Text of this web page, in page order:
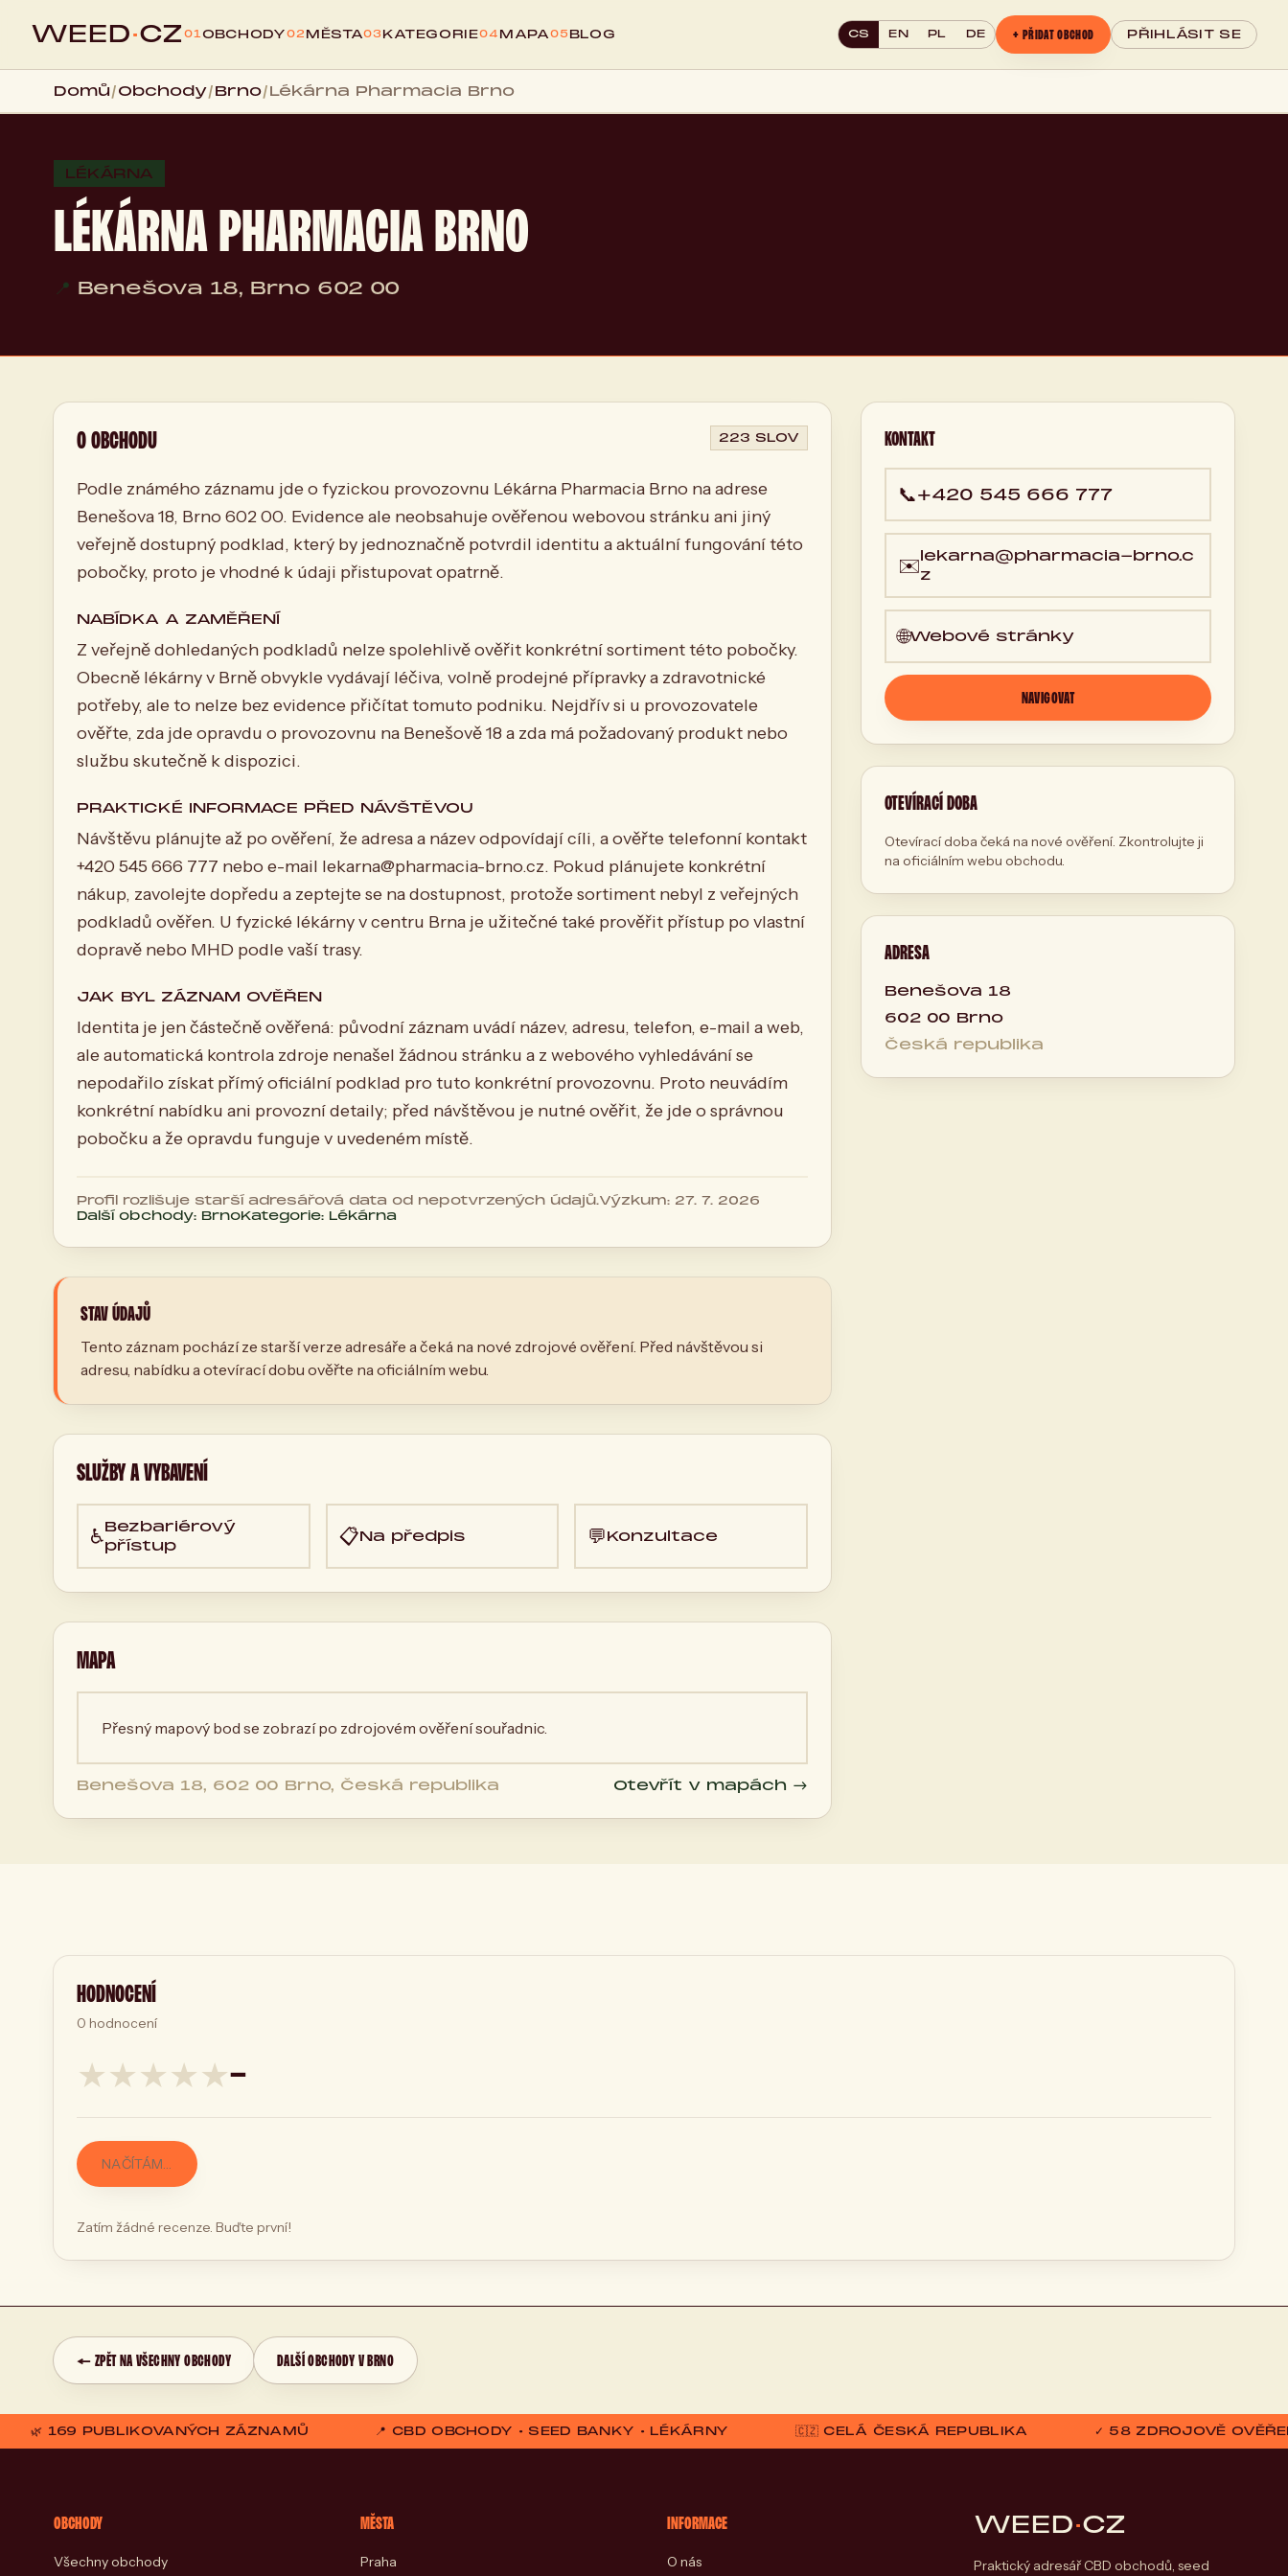
WEED·CZ 01OBCHODY02 MĚSTA03 KATEGORIE04 MAPA05 BLOG CS EN PL DE + PŘIDAT OBCHOD PŘIHLÁSIT SE
Domů/Obchody/Brno/Lékárna Pharmacia Brno
LÉKÁRNA
LÉKÁRNA PHARMACIA BRNO
📍 Benešova 18, Brno 602 00
O OBCHODU 223 SLOV
Podle známého záznamu jde o fyzickou provozovnu Lékárna Pharmacia Brno na adrese
Benešova 18, Brno 602 00. Evidence ale neobsahuje ověřenou webovou stránku ani jiný
veřejně dostupný podklad, který by jednoznačně potvrdil identitu a aktuální fungování této
pobočky, proto je vhodné k údaji přistupovat opatrně.
NABÍDKA A ZAMĚŘENÍ
Z veřejně dohledaných podkladů nelze spolehlivě ověřit konkrétní sortiment této pobočky.
Obecně lékárny v Brně obvykle vydávají léčiva, volně prodejné přípravky a zdravotnické
potřeby, ale to nelze bez evidence přičítat tomuto podniku. Nejdřív si u provozovatele
ověřte, zda jde opravdu o provozovnu na Benešově 18 a zda má požadovaný produkt nebo
službu skutečně k dispozici.
PRAKTICKÉ INFORMACE PŘED NÁVŠTĚVOU
Návštěvu plánujte až po ověření, že adresa a název odpovídají cíli, a ověřte telefonní kontakt
+420 545 666 777 nebo e-mail lekarna@pharmacia-brno.cz. Pokud plánujete konkrétní
nákup, zavolejte dopředu a zeptejte se na dostupnost, protože sortiment nebyl z veřejných
podkladů ověřen. U fyzické lékárny v centru Brna je užitečné také prověřit přístup po vlastní
dopravě nebo MHD podle vaší trasy.
JAK BYL ZÁZNAM OVĚŘEN
Identita je jen částečně ověřená: původní záznam uvádí název, adresu, telefon, e-mail a web,
ale automatická kontrola zdroje nenašel žádnou stránku a z webového vyhledávání se
nepodařilo získat přímý oficiální podklad pro tuto konkrétní provozovnu. Proto neuvádím
konkrétní nabídku ani provozní detaily; před návštěvou je nutné ověřit, že jde o správnou
pobočku a že opravdu funguje v uvedeném místě.
Profil rozlišuje starší adresářová data od nepotvrzených údajů.Výzkum: 27. 7. 2026
Další obchody: BrnoKategorie: Lékárna
STAV ÚDAJŮ
Tento záznam pochází ze starší verze adresáře a čeká na nové zdrojové ověření. Před návštěvou si
adresu, nabídku a otevírací dobu ověřte na oficiálním webu.
SLUŽBY A VYBAVENÍ
♿Bezbariérový
přístup
📋Na předpis 💬Konzultace
MAPA
Přesný mapový bod se zobrazí po zdrojovém ověření souřadnic.
Benešova 18, 602 00 Brno, Česká republika Otevřít v mapách →
KONTAKT
📞+420 545 666 777
✉️lekarna@pharmacia-brno.c
z
🌐Webové stránky
NAVIGOVAT
OTEVÍRACÍ DOBA
Otevírací doba čeká na nové ověření. Zkontrolujte ji
na oficiálním webu obchodu.
ADRESA
Benešova 18
602 00 Brno
Česká republika
HODNOCENÍ
0 hodnocení
★★★★★—
NAČÍTÁM…
Zatím žádné recenze. Buďte první!
← ZPĚT NA VŠECHNY OBCHODY DALŠÍ OBCHODY V BRNO
🌿 169 PUBLIKOVANÝCH ZÁZNAMŮ 📍 CBD OBCHODY • SEED BANKY • LÉKÁRNY 🇨🇿 CELÁ ČESKÁ REPUBLIKA ✓ 58 ZDROJOVĚ
OBCHODY
Všechny obchody
MĚSTA
Praha
INFORMACE
O nás
WEED·CZ
Praktický adresář CBD obchodů, seed